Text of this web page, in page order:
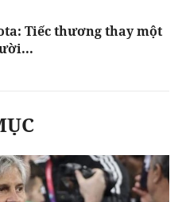
Tiếc thương thay một